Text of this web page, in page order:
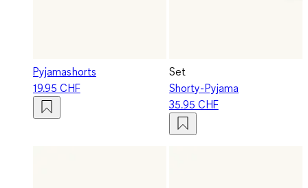
Pyjamashorts
19.95 CHF
Set
Shorty-Pyjama
35.95 CHF